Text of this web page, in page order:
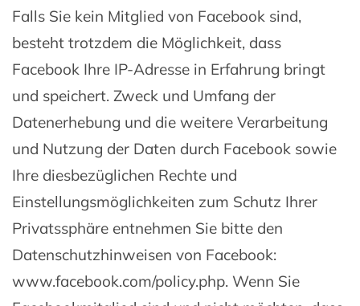
Falls Sie kein Mitglied von Facebook sind,
besteht trotzdem die Möglichkeit, dass
Facebook Ihre IP-Adresse in Erfahrung bringt
und speichert. Zweck und Umfang der
Datenerhebung und die weitere Verarbeitung
und Nutzung der Daten durch Facebook sowie
Ihre diesbezüglichen Rechte und
Einstellungsmöglichkeiten zum Schutz Ihrer
Privatssphäre entnehmen Sie bitte den
Datenschutzhinweisen von Facebook:
www.facebook.com/policy.php. Wenn Sie